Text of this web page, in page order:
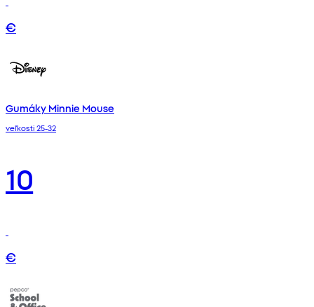
€
Gumáky Minnie Mouse
veľkosti 25-32
10
€